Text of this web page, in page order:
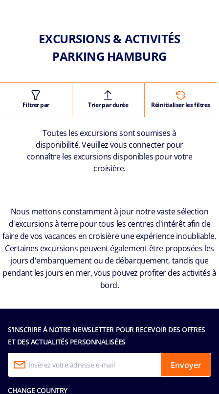
EXCURSIONS & ACTIVITÉS
PARKING HAMBURG
Filtrer par Trier par durée Réinitialiser les filtres
Toutes les excursions sont soumises à
disponibilité. Veuillez vous connecter pour
connaître les excursions disponibles pour votre
croisière.
Nous mettons constamment à jour notre vaste sélection
d'excursions à terre pour tous les centres d'intérêt afin de
faire de vos vacances en croisière une expérience inoubliable.
Certaines excursions peuvent également être proposées les
jours d'embarquement ou de débarquement, tandis que
pendant les jours en mer, vous pouvez profiter des activités à
bord.
S'INSCRIRE À NOTRE NEWSLETTER POUR RECEVOIR DES OFFRES
ET DES ACTUALITÉS PERSONNALISÉES
Envoyer
CHANGE COUNTRY